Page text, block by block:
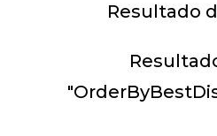
Resultado